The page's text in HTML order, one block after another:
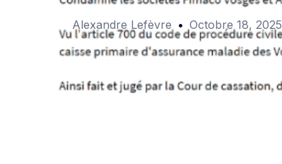
Alexandre Lefèvre Octobre 18, 2025